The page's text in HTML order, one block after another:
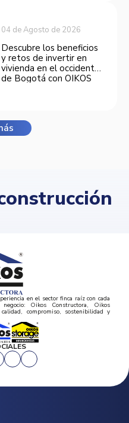
04 de Agosto de 2026
Descubre los beneficios
y retos de invertir en
vivienda en el occidente
de Bogotá con OIKOS
en el sector finca raíz con cada
Oikos Constructora, Oikos
compromiso, sostenibilidad y